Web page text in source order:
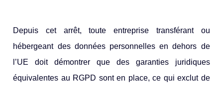
Depuis cet arrêt, toute entreprise transférant ou
hébergeant des données personnelles en dehors de
l’UE doit démontrer que des garanties juridiques
équivalentes au RGPD sont en place, ce qui exclut de